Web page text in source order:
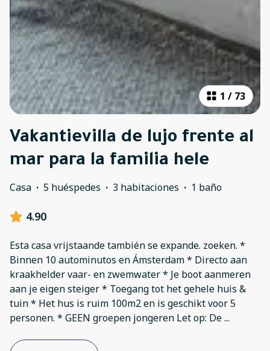
1 / 73
Vakantievilla de lujo frente al
mar para la familia hele
Casa · 5 huéspedes · 3 habitaciones · 1 baño
4.90
Esta casa vrijstaande también se expande. zoeken. *
Binnen 10 autominutos en Ámsterdam * Directo aan
kraakhelder vaar- en zwemwater * Je boot aanmeren
aan je eigen steiger * Toegang tot het gehele huis &
tuin * Het hus is ruim 100m2 en is geschikt voor 5
personen. * GEEN groepen jongeren Let op: De...